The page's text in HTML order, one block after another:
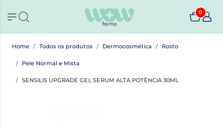
0
Home Todos os produtos Dermocosmética Rosto
Pele Normal e Mista
SENSILIS UPGRADE GEL SERUM ALTA POTÊNCIA 30ML